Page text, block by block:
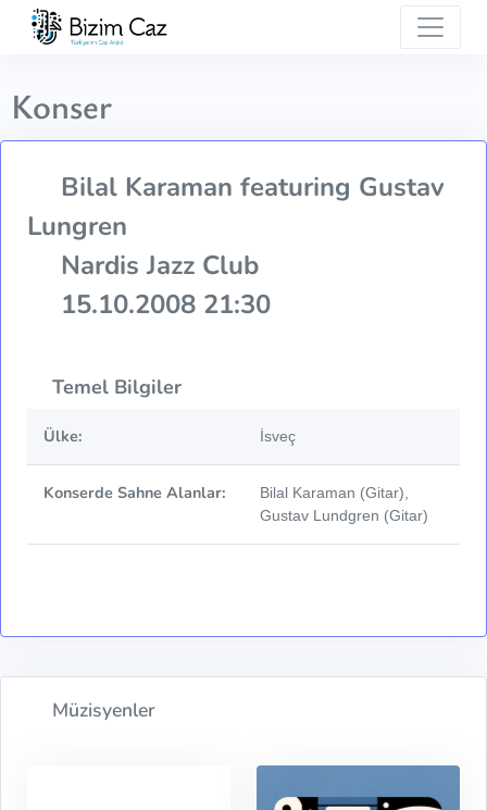
Konser
Bilal Karaman featuring Gustav
Lungren
Nardis Jazz Club
15.10.2008 21:30
Temel Bilgiler
Ülke: İsveç
Konserde Sahne Alanlar:
Bilal Karaman (Gitar),
Gustav Lundgren (Gitar)
Müzisyenler